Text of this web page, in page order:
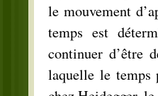
le mouvement
temps est
continuer d’être
laquelle le temps